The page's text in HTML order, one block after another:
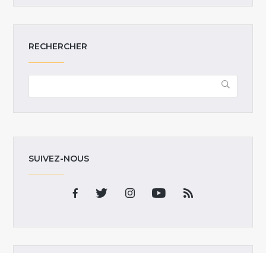
RECHERCHER
SUIVEZ-NOUS